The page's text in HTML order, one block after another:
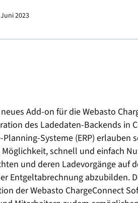
2023
Add-on für die Webasto
des Ladedaten-Backends in
Planning-Systeme (ERP)
schnell und einfach
und deren Lade­vorgänge auf
Entgeltabrechnung abzubilden.
der Webasto ChargeConnect